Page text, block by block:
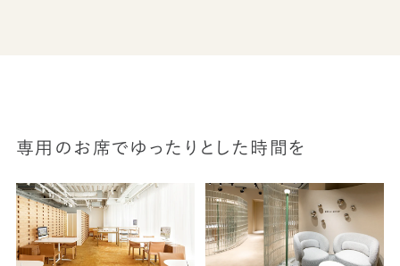
専用のお席でゆったりとした時間を